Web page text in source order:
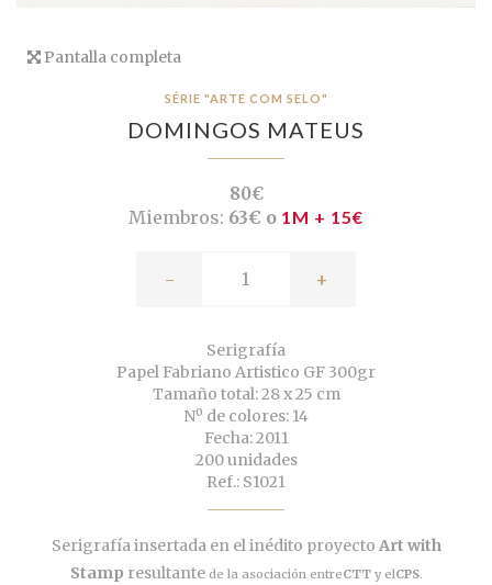
Pantalla completa
SÉRIE "ARTE COM SELO"
DOMINGOS MATEUS
80€
Miembros: 63€ o 1M + 15€
- +
Serigrafía
Papel Fabriano Artistico GF 300gr
Tamaño total: 28 x 25 cm
Nº de colores: 14
Fecha: 2011
200 unidades
Ref.: S1021
Serigrafía insertada en el inédito proyecto Art with
Stamp resultantede la asociación entreCTTy elCPS.